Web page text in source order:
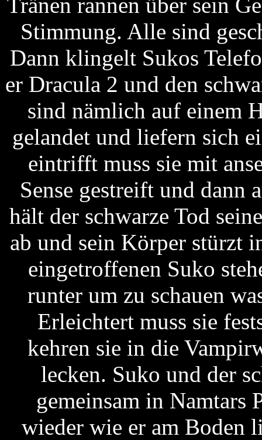
Stimmung. Alle sind
Dann klingelt Sukos
er Dracula 2 und den
sind nämlich auf einem
gelandet und liefern sich
eintrifft muss sie mit
Sense gestreift und dann
hält der schwarze Tod
ab und sein Körper stürzt
eingetroffenen Suko
runter um zu schauen
Erleichtert muss sie
kehren sie in die
lecken. Suko und der
gemeinsam in Namtars
wieder wie er am Boden